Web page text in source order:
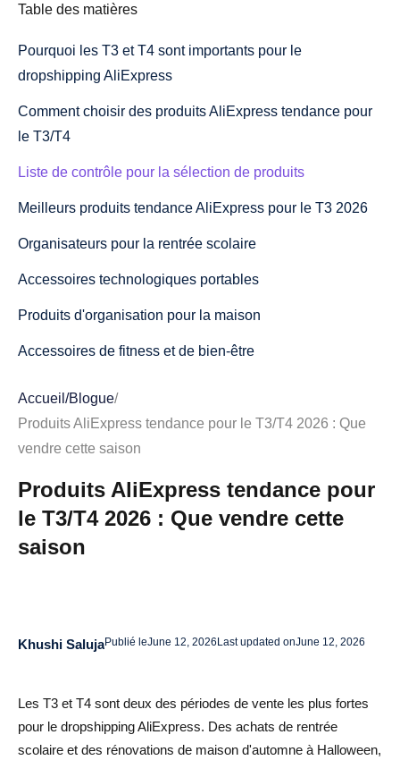
Table des matières
Pourquoi les T3 et T4 sont importants pour le
dropshipping AliExpress
Comment choisir des produits AliExpress tendance pour
le T3/T4
Liste de contrôle pour la sélection de produits
Meilleurs produits tendance AliExpress pour le T3 2026
Organisateurs pour la rentrée scolaire
Accessoires technologiques portables
Produits d'organisation pour la maison
Accessoires de fitness et de bien-être
Gadgets cadeaux pour les fêtes
Produits de confort hivernal
Outils de beauté et de soins personnels
Décorations de fêtes et articles de fête
Accessoires de mode
Produits de voyage et de rangement
Accueil /Blogue/
Produits AliExpress tendance pour le T3/T4 2026 : Que
vendre cette saison
Produits AliExpress tendance pour
le T3/T4 2026 : Que vendre cette
saison
Khushi SalujaPublié leJune 12, 2026 Last updated onJune 12, 2026
Les T3 et T4 sont deux des périodes de vente les plus fortes
pour le dropshipping AliExpress. Des achats de rentrée
scolaire et des rénovations de maison d'automne à Halloween,